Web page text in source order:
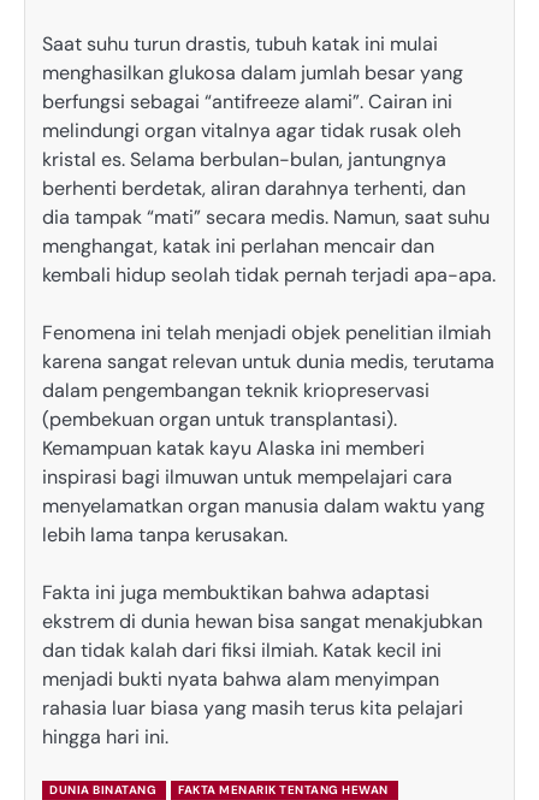
Saat suhu turun drastis, tubuh katak ini mulai
menghasilkan glukosa dalam jumlah besar yang
berfungsi sebagai “antifreeze alami”. Cairan ini
melindungi organ vitalnya agar tidak rusak oleh
kristal es. Selama berbulan-bulan, jantungnya
berhenti berdetak, aliran darahnya terhenti, dan
dia tampak “mati” secara medis. Namun, saat suhu
menghangat, katak ini perlahan mencair dan
kembali hidup seolah tidak pernah terjadi apa-apa.
Fenomena ini telah menjadi objek penelitian ilmiah
karena sangat relevan untuk dunia medis, terutama
dalam pengembangan teknik kriopreservasi
(pembekuan organ untuk transplantasi).
Kemampuan katak kayu Alaska ini memberi
inspirasi bagi ilmuwan untuk mempelajari cara
menyelamatkan organ manusia dalam waktu yang
lebih lama tanpa kerusakan.
Fakta ini juga membuktikan bahwa adaptasi
ekstrem di dunia hewan bisa sangat menakjubkan
dan tidak kalah dari fiksi ilmiah. Katak kecil ini
menjadi bukti nyata bahwa alam menyimpan
rahasia luar biasa yang masih terus kita pelajari
hingga hari ini.
DUNIA BINATANG FAKTA MENARIK TENTANG HEWAN